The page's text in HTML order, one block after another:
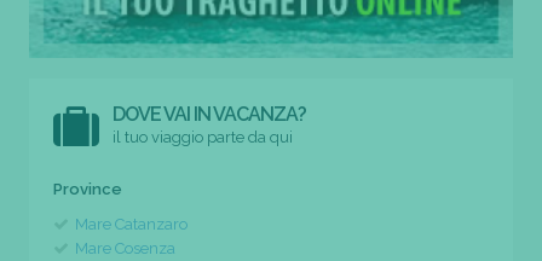
DOVE VAI IN VACANZA?
il tuo viaggio parte da qui
Province
Mare Catanzaro
Mare Cosenza